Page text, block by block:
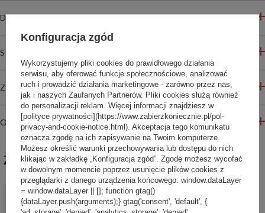
DO POBRANIA
STREFA REKOMENDACJI
ZADAJ PYTANIE
OPINIE
ZABIERZ JESZCZE :)
PROMOCJA
Butelka na wodę Contigo Jackson 2.0 720ml Tritan Licorice
Konfiguracja zgód
Wykorzystujemy pliki cookies do prawidłowego działania
serwisu, aby oferować funkcje społecznościowe, analizować
ruch i prowadzić działania marketingowe - zarówno przez nas,
jak i naszych Zaufanych Partnerów. Pliki cookies służą również
do personalizacji reklam. Więcej informacji znajdziesz w
[polityce prywatności](https://www.zabierzkoniecznie.pl/pol-
privacy-and-cookie-notice.html). Akceptacja tego komunikatu
oznacza zgodę na ich zapisywanie na Twoim komputerze.
Możesz określić warunki przechowywania lub dostępu do nich
klikając w zakładkę „Konfiguracja zgód”. Zgodę możesz wycofać
w dowolnym momencie poprzez usunięcie plików cookies z
przeglądarki z danego urządzenia końcowego. window.dataLayer
= window.dataLayer || []; function gtag()
{dataLayer.push(arguments);} gtag('consent', 'default', {